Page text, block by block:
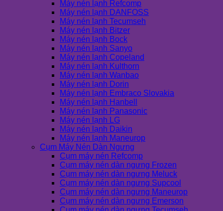
Máy nén lạnh Refcomp
Máy nén lạnh DANFOSS
Máy nén lạnh Tecumseh
Máy nén lạnh Bitzer
Máy nén lạnh Bock
Máy nén lạnh Sanyo
Máy nén lạnh Copeland
Máy nén lạnh Kulthorn
Máy nén lạnh Wanbao
Máy nén lạnh Dorin
Máy nén lạnh Embraco Slovakia
Máy nén lạnh Hanbell
Máy nén lạnh Panasonic
Máy nén lạnh LG
Máy nén lạnh Daikin
Máy nén lạnh Maneurop
Cụm Máy Nén Dàn Ngưng
Cụm máy nén Refcomp
Cụm máy nén dàn ngưng Frozen
Cụm máy nén dàn ngưng Meluck
Cụm máy nén dàn ngưng Supcool
Cụm máy nén dàn ngưng Maneurop
Cụm máy nén dàn ngưng Emerson